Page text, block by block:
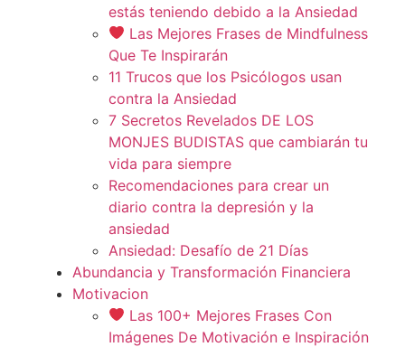
estás teniendo debido a la Ansiedad
Las Mejores Frases de Mindfulness
Que Te Inspirarán
11 Trucos que los Psicólogos usan
contra la Ansiedad
7 Secretos Revelados DE LOS
MONJES BUDISTAS que cambiarán tu
vida para siempre
Recomendaciones para crear un
diario contra la depresión y la
ansiedad
Ansiedad: Desafío de 21 Días
Abundancia y Transformación Financiera
Motivacion
Las 100+ Mejores Frases Con
Imágenes De Motivación e Inspiración